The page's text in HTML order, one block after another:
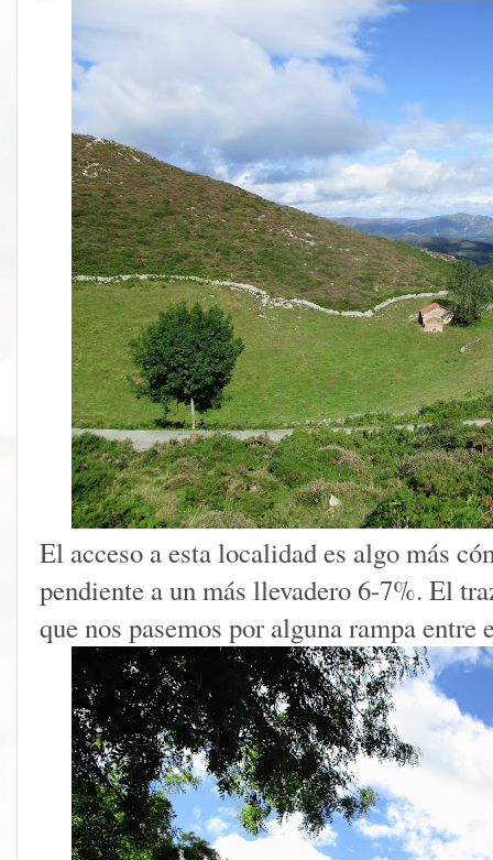
El acceso a esta localidad es algo más
pendiente a un más llevadero 6-7%. El
que nos pasemos por alguna rampa entre